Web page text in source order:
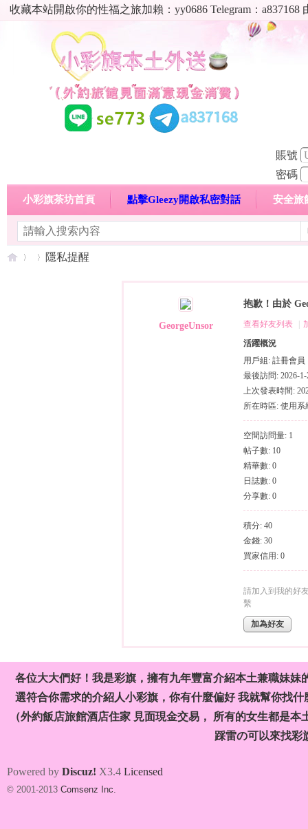
收藏本站開啟你的性福之旅加賴：yy0686 Telegram：
賬號
密碼
小彩旗茶坊首頁 點擊Gleezy開啟私密對話 安全旅
明碼標價特惠專區
隱私提醒
GeorgeUnsor
抱歉！由於
查看好友列表
活躍概況
用戶組: 註冊會員
最後訪問: 2026-1-
上次發表時間:
所在時區: 使用系
空間訪問量: 1
帖子數: 10
精華數: 0
日誌數: 0
分享數: 0
積分: 40
金錢: 30
買家信用: 0
請加入到我的好
繫
加為好友
各位大大們好！我是彩旗，擁有九年豐富介紹本土兼職妹
選符合你需求的介紹人小彩旗，你有什麼偏好 我就幫你找
（外約飯店旅館酒店住家 見面現金交易， 所有的女生都是
踩雷の可以來找彩
Powered by Discuz! X3.4 Licensed
© 2001-2013 Comsenz Inc.